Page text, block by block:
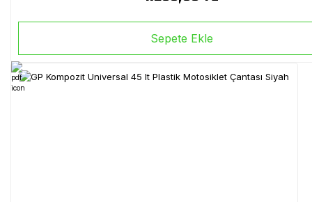
Sepete Ekle